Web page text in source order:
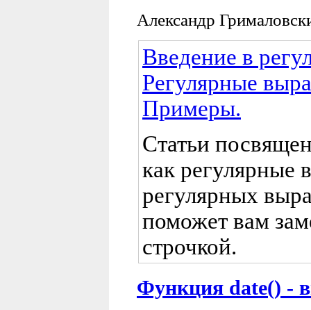
Александр
Введение в
Регулярные
Примеры.
Статьи
как регулярные
регулярных
поможет вам
строчкой.
Функция date() -